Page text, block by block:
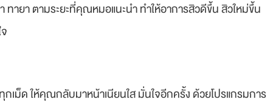
ายา ตามระยะที่คุณหมอแนะนำ ทำให้อาการสิวดีขึ้น สิวใหม่ขึ้น
เม็ด ให้คุณกลับมาหน้าเนียนใส มั่นใจอีกครั้ง ด้วยโปรแกรมการ